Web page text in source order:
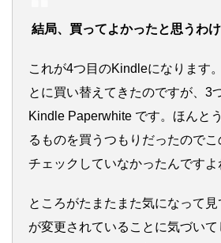
結局、買ってよかったと思うわけ
これが4つ目のKindleになります
とに買い替えてきたのですが、3
Kindle Paperwhite です。ほんと
るものを買うつもりだったのでこ
チェックしていなかったんですよ
ところがたまたまた気になって
が変更されていることに気づいて